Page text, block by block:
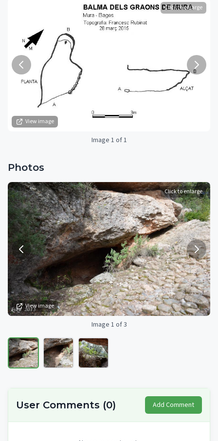
View image
Click to enlarge
Image 1 of 1
Photos
View image
Click to enlarge
Image 1 of 3
User Comments (0) Add Comment